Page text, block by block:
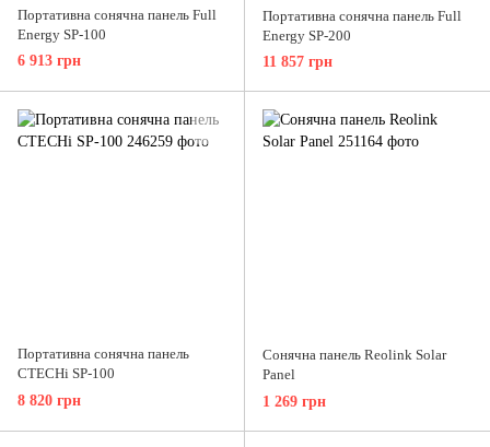
Портативна сонячна панель Full
Energy SP-100
6 913 грн
Портативна сонячна панель Full
Energy SP-200
11 857 грн
Портативна сонячна панель
CTECHi SP-100
8 820 грн
Сонячна панель Reolink Solar
Panel
1 269 грн